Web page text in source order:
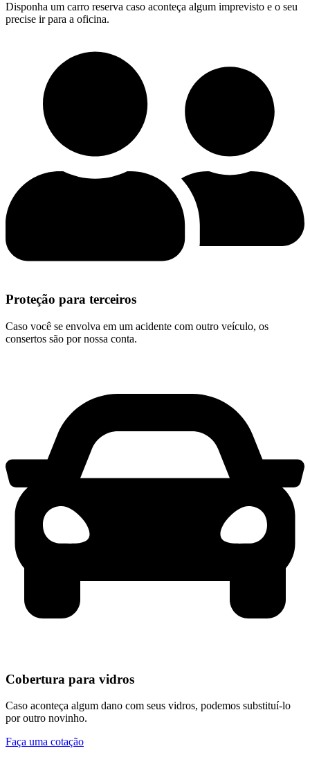
Disponha um carro reserva caso aconteça algum imprevisto e o seu
precise ir para a oficina.
Proteção para terceiros
Caso você se envolva em um acidente com outro veículo, os
consertos são por nossa conta.
Cobertura para vidros
Caso aconteça algum dano com seus vidros, podemos substituí-lo
por outro novinho.
Faça uma cotação